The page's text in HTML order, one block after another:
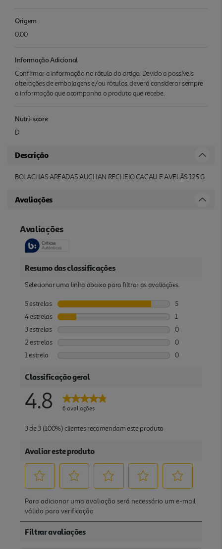
Origem
0.00
Informação Adicional
Confirmar a informação no rótulo do artigo. Devido a possíveis
alterações de embalagens e/ou rótulos, deverá considerar sempre
a informação que acompanha o produto que recebe.
Nutri-score
D
Descrição
BOLACHAS AREADAS AUCHAN RECHEIO CACAU E AVELÃS 125 G
Avaliações